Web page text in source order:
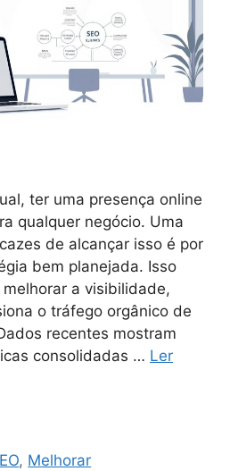
ter uma presença online
qualquer negócio. Uma
de alcançar isso é por
bem planejada. Isso
a visibilidade,
o tráfego orgânico de
recentes mostram
consolidadas … Ler
, Melhorar